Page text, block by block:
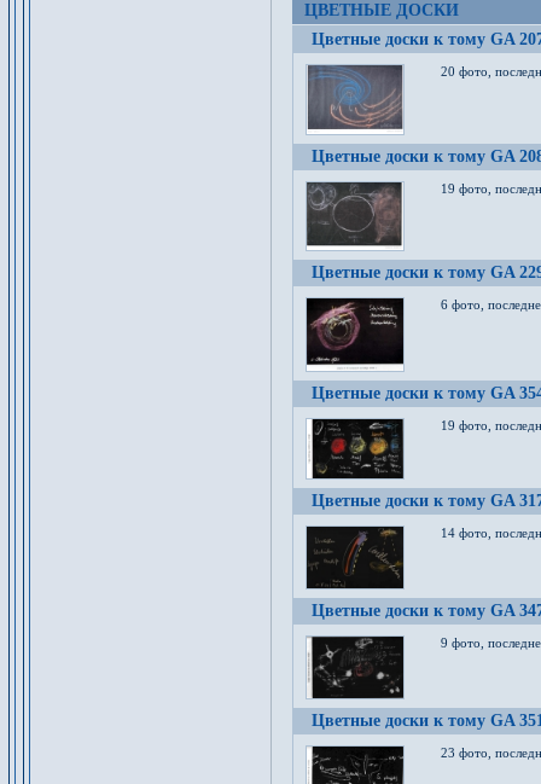
ЦВЕТНЫЕ ДОСКИ
Цветные доски к тому GA
20 фото,
Цветные доски к тому GA
19 фото,
Цветные доски к тому GA
6 фото,
Цветные доски к тому GA
19 фото,
Цветные доски к тому GA
14 фото,
Цветные доски к тому GA
9 фото,
Цветные доски к тому GA
23 фото,